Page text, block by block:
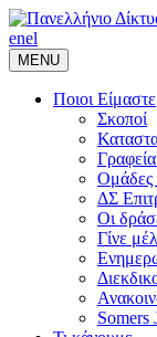
enel
MENU
Ποιοι Είμαστε
Σκοποί
Ομάδες
ΔΣ
Οι
Γίνε
Somers